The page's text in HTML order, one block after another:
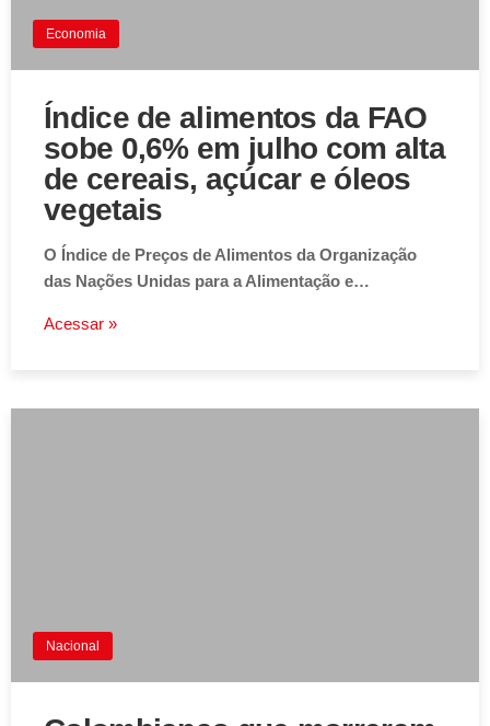
Economia
Índice de alimentos da FAO
sobe 0,6% em julho com alta
de cereais, açúcar e óleos
vegetais
O Índice de Preços de Alimentos da Organização
das Nações Unidas para a Alimentação e…
Acessar »
Nacional